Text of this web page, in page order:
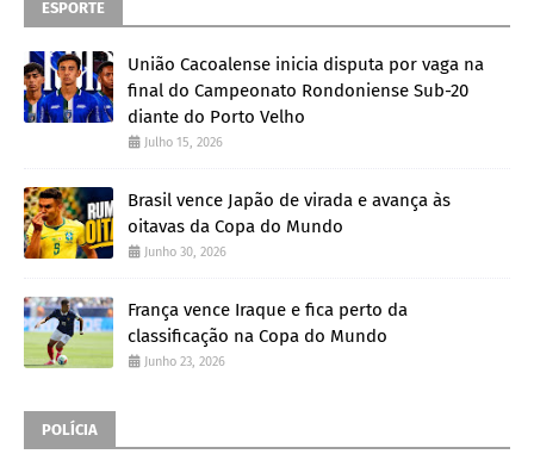
ESPORTE
União Cacoalense inicia disputa por vaga na
final do Campeonato Rondoniense Sub-20
diante do Porto Velho
Julho 15, 2026
Brasil vence Japão de virada e avança às
oitavas da Copa do Mundo
Junho 30, 2026
França vence Iraque e fica perto da
classificação na Copa do Mundo
Junho 23, 2026
POLÍCIA